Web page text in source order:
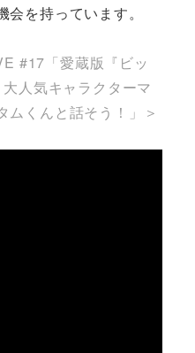
を持っています。
#17「愛蔵版『ビッ
人気キャラクターマ
ムくんと話そう！」＞